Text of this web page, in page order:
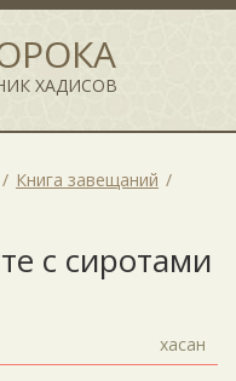
ХАДИСОВ
Книга завещаний
с сиротами
хасан